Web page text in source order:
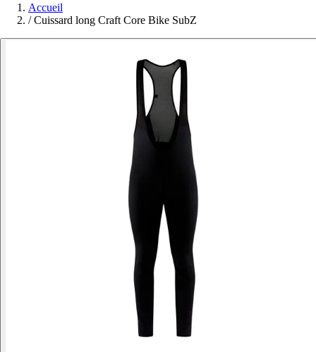
Accueil
/ Cuissard long Craft Core Bike SubZ